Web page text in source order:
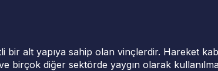
bir alt yapıya sahip olan vinçlerdir. Hareket
birçok diğer sektörde yaygın olarak